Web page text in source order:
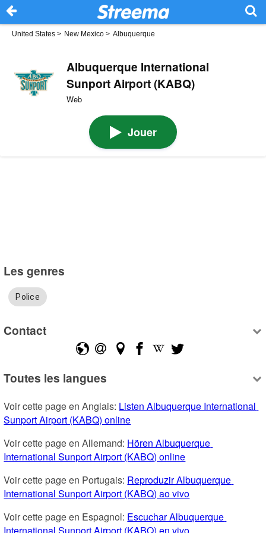
United States > New Mexico > Albuquerque
Albuquerque International
Sunport Airport (KABQ)
Web
Jouer
Les genres
Police
Contact
Toutes les langues
Voir cette page en Anglais: Listen Albuquerque International
Sunport Airport (KABQ) online
Voir cette page en Allemand: Hören Albuquerque
International Sunport Airport (KABQ) online
Voir cette page en Portugais: Reproduzir Albuquerque
International Sunport Airport (KABQ) ao vivo
Voir cette page en Espagnol: Escuchar Albuquerque
International Sunport Airport (KABQ) en vivo